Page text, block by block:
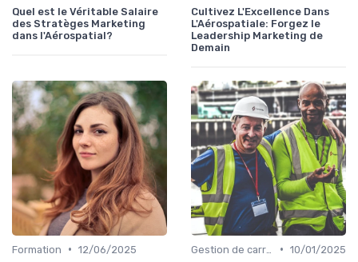
Quel est le Véritable Salaire
des Stratèges Marketing
dans l'Aérospatial?
Cultivez L'Excellence Dans
L'Aérospatiale: Forgez le
Leadership Marketing de
Demain
Formation • 12/06/2025
• 10/01/2025